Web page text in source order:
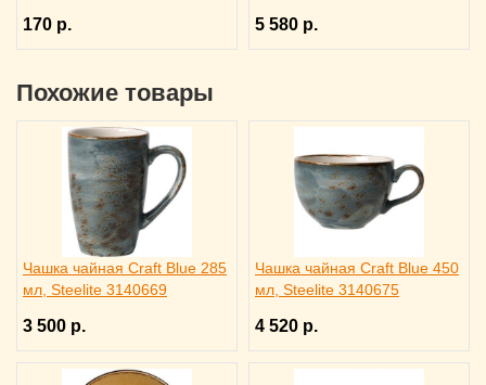
170 р. 5 580 р.
Похожие товары
Чашка чайная Craft Blue 285
мл, Steelite 3140669
3 500 р.
Чашка чайная Craft Blue 450
мл, Steelite 3140675
4 520 р.